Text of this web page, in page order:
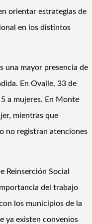
orientar estrategias de
en los distintos
una mayor presencia de
En Ovalle, 33 de
a mujeres. En Monte
mientras que
no registran atenciones
Reinserción Social
del trabajo
los municipios de la
ya existen convenios